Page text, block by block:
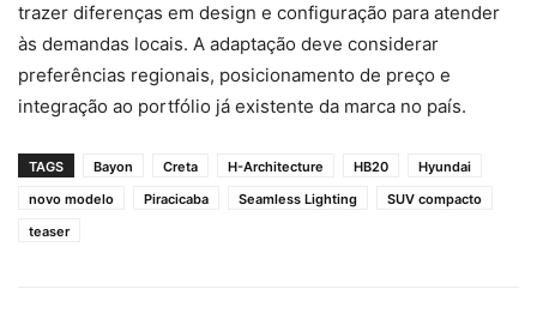
trazer diferenças em design e configuração para atender
às demandas locais. A adaptação deve considerar
preferências regionais, posicionamento de preço e
integração ao portfólio já existente da marca no país.
TAGS Bayon Creta H-Architecture HB20
Hyundai
novo modelo
Piracicaba Seamless Lighting
SUV compacto
teaser